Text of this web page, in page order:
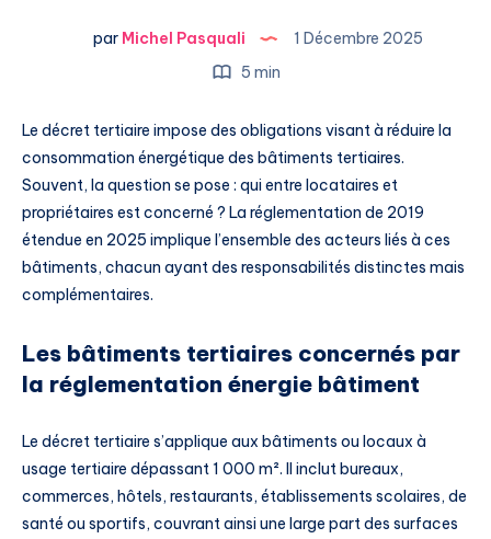
par Michel Pasquali
1 Décembre 2025
5 min
Le décret tertiaire impose des obligations visant à réduire la
consommation énergétique des bâtiments tertiaires.
Souvent, la question se pose : qui entre locataires et
propriétaires est concerné ? La réglementation de 2019
étendue en 2025 implique l’ensemble des acteurs liés à ces
bâtiments, chacun ayant des responsabilités distinctes mais
complémentaires.
Les bâtiments tertiaires concernés par
la réglementation énergie bâtiment
Le décret tertiaire s’applique aux bâtiments ou locaux à
usage tertiaire dépassant 1 000 m². Il inclut bureaux,
commerces, hôtels, restaurants, établissements scolaires, de
santé ou sportifs, couvrant ainsi une large part des surfaces